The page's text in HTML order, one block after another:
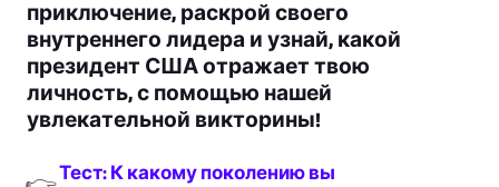
приключение, раскрой своего
внутреннего лидера и узнай, какой
президент США отражает твою
личность, с помощью нашей
увлекательной викторины!
Тест: К какому поколению вы